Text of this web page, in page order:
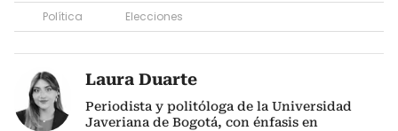
Política Elecciones
Laura Duarte
Periodista y politóloga de la Universidad
Javeriana de Bogotá, con énfasis en